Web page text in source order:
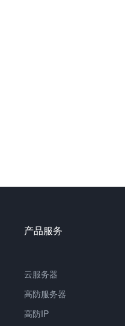
产品服务
云服务器
高防服务器
高防IP